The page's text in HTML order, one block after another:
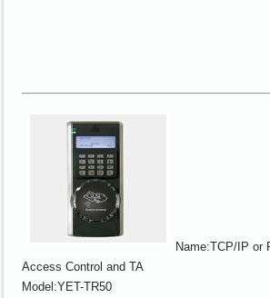
Name:TCP/IP or
Access Control and TA
Model:YET-TR50